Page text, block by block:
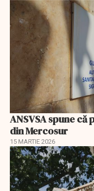
ANSVSA spune
din Mercosur
15 MARTIE 2026